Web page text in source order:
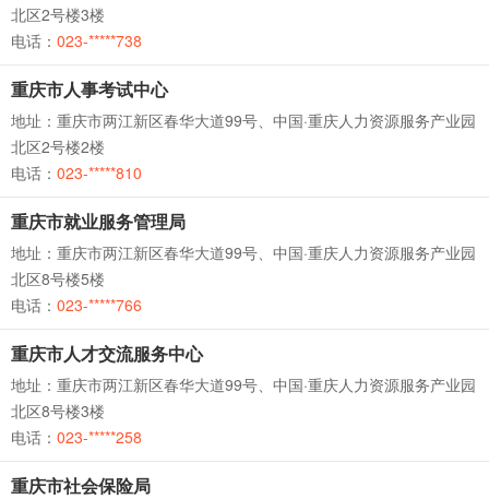
北区2号楼3楼
电话： 023-*****738
重庆市人事考试中心
地址：重庆市两江新区春华大道99号、中国·重庆人力资源服务产业园
北区2号楼2楼
电话： 023-*****810
重庆市就业服务管理局
地址：重庆市两江新区春华大道99号、中国·重庆人力资源服务产业园
北区8号楼5楼
电话： 023-*****766
重庆市人才交流服务中心
地址：重庆市两江新区春华大道99号、中国·重庆人力资源服务产业园
北区8号楼3楼
电话： 023-*****258
重庆市社会保险局